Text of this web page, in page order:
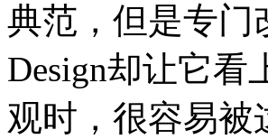
典范，但是专门
Design却让它
观时，很容易被